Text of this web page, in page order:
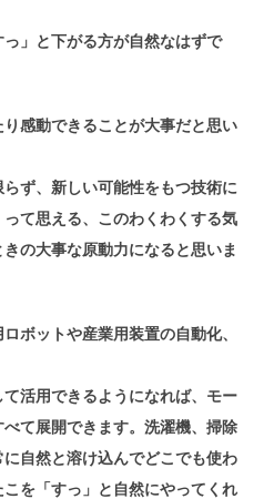
」と下がる方が自然なはずで
感動できることが大事だと思い
ず、新しい可能性をもつ技術に
て思える、このわくわくする気
の大事な原動力になると思いま
ボットや産業用装置の自動化、
て活用できるようになれば、モー
て展開できます。洗濯機、掃除
自然と溶け込んでどこでも使わ
を「すっ」と自然にやってくれ